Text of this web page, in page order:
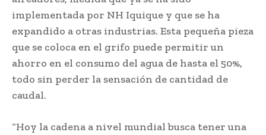
implementada por NH Iquique y que se ha
expandido a otras industrias. Esta pequeña pieza
que se coloca en el grifo puede permitir un
ahorro en el consumo del agua de hasta el 50%,
todo sin perder la sensación de cantidad de
caudal.
“Hoy la cadena a nivel mundial busca tener una